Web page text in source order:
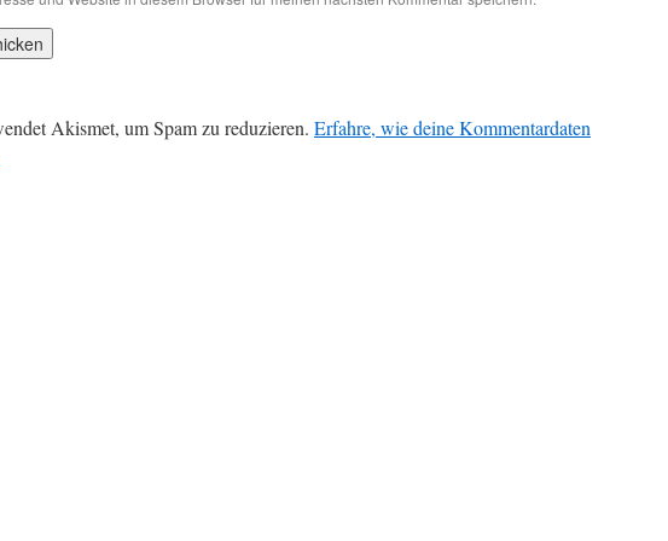
Akismet, um Spam zu reduzieren. Erfahre, wie deine Kommentardaten